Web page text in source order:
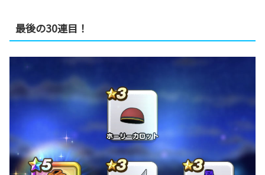
最後の30連目！